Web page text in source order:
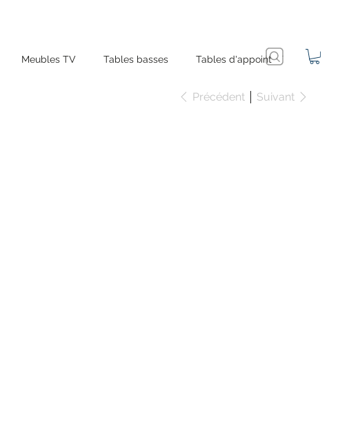
Meubles TV Tables basses Tables d'appoint
Précédent Suivant